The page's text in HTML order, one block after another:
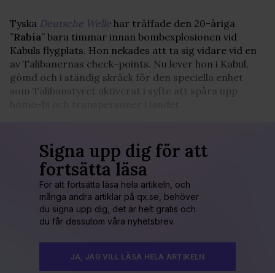
Tyska Deutsche Welle har träffade den 20-åriga
”Rabia” bara timmar innan bombexplosionen vid
Kabuls flygplats. Hon nekades att ta sig vidare vid en
av Talibanernas check-points. Nu lever hon i Kabul,
gömd och i ständig skräck för den speciella enhet
som Talibanstyret aktiverat i syfte att spåra upp
Signa upp dig för att
fortsätta läsa
För att fortsätta läsa hela artikeln, och
många andra artiklar på qx.se, behöver
du signa upp dig, det är helt gratis och
du får dessutom våra nyhetsbrev.
JA, JAG VILL LÄSA HELA ARTIKELN